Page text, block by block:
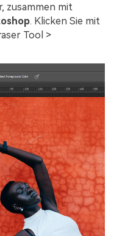
zusammen mit
. Klicken Sie mit
Tool >